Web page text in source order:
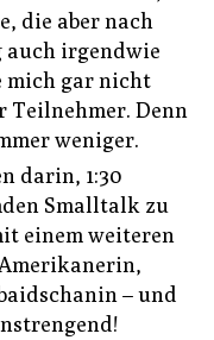
die aber nach
irgendwie
mich gar nicht
Teilnehmer. Denn
weniger.
darin, 1:30
Smalltalk zu
einem weiteren
– und